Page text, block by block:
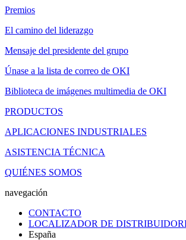
Premios
El camino del liderazgo
Mensaje del presidente del grupo
Únase a la lista de correo de OKI
Biblioteca de imágenes multimedia de OKI
PRODUCTOS
APLICACIONES INDUSTRIALES
ASISTENCIA TÉCNICA
QUIÉNES SOMOS
navegación
CONTACTO
LOCALIZADOR DE
España